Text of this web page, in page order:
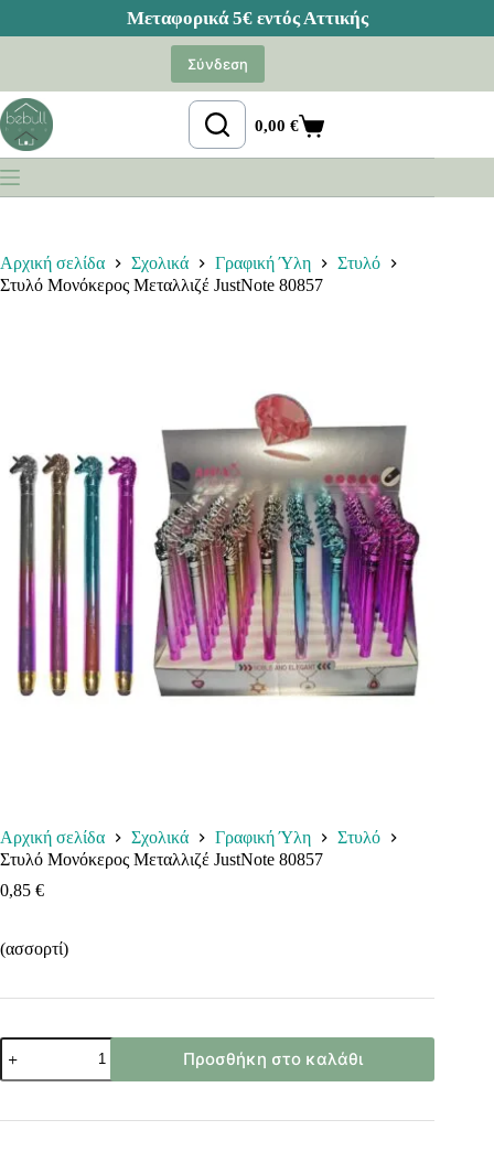
Σύνδεση
Καλάθι
Αγορών
0,00€
Αρχική σελίδα Σχολικά Γραφική Ύλη
Στυλό
Στυλό Μονόκερος Μεταλλιζέ JustNote 80857
Αρχική σελίδα Σχολικά Γραφική Ύλη
Στυλό
Στυλό Μονόκερος Μεταλλιζέ JustNote 80857
0,85 €
(ασσορτί)
Στυλό
Μονόκερος
Μεταλλιζέ
80857
Προσθήκη στο καλάθι